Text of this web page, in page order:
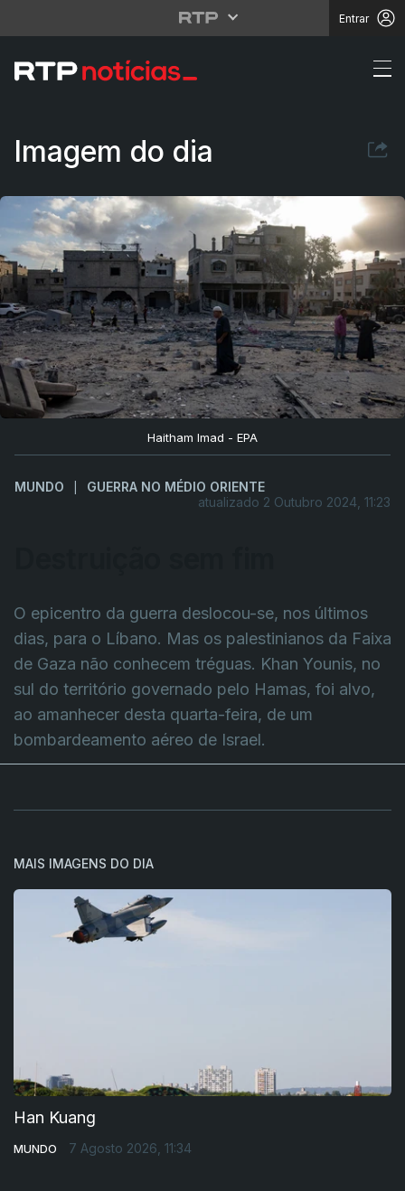
Entrar
Destruição sem fim
Imagem do dia
Haitham Imad - EPA
MUNDO
GUERRA NO MÉDIO ORIENTE
atualizado 2 Outubro 2024, 11:23
O epicentro da guerra deslocou-se, nos últimos
dias, para o Líbano. Mas os palestinianos da Faixa
de Gaza não conhecem tréguas. Khan Younis, no
sul do território governado pelo Hamas, foi alvo,
ao amanhecer desta quarta-feira, de um
bombardeamento aéreo de Israel.
MAIS IMAGENS DO DIA
Han Kuang
MUNDO 7 Agosto 2026, 11:34